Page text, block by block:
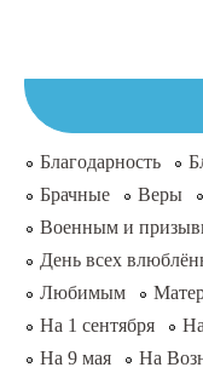
Благодарность
Брачные
Веры
Военным и
День всех
Любимым
На 1 сентября
На 9 мая
На